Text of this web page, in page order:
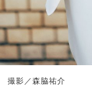
撮影／森脇祐介